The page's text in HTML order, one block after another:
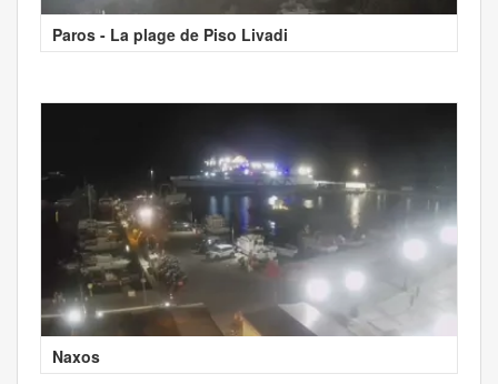
Paros - La plage de Piso Livadi
Naxos